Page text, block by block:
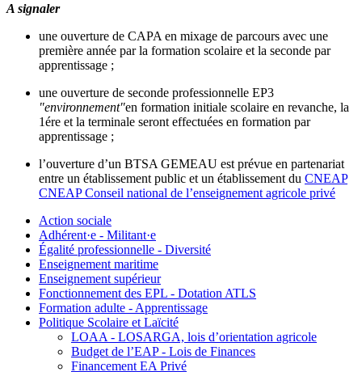
A signaler
une ouverture de CAPA en mixage de parcours avec une
première année par la formation scolaire et la seconde par
apprentissage ;
une ouverture de seconde professionnelle EP3
"environnement"en formation initiale scolaire en revanche, la
1ére et la terminale seront effectuées en formation par
apprentissage ;
l’ouverture d’un BTSA GEMEAU est prévue en partenariat
entre un établissement public et un établissement du CNEAP
CNEAP Conseil national de l’enseignement agricole privé
Action sociale
Adhérent·e - Militant·e
Égalité professionnelle - Diversité
Enseignement maritime
Enseignement supérieur
Fonctionnement des EPL - Dotation ATLS
Formation adulte - Apprentissage
Politique Scolaire et Laïcité
LOAA - LOSARGA, lois d’orientation agricole
Budget de l’EAP - Lois de Finances
Financement EA Privé